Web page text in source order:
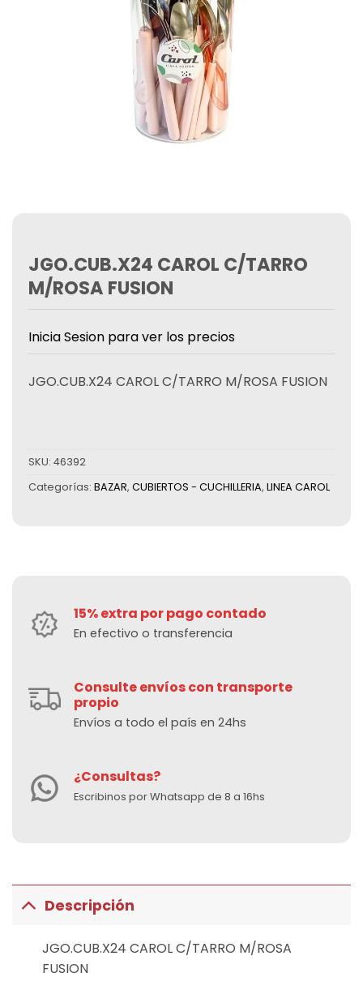
JGO.CUB.X24 CAROL C/TARRO
M/ROSA FUSION
Inicia Sesion para ver los precios
JGO.CUB.X24 CAROL C/TARRO M/ROSA FUSION
SKU: 46392
Categorías: BAZAR, CUBIERTOS - CUCHILLERIA, LINEA CAROL
15% extra por pago contado
En efectivo o transferencia
Consulte envíos con transporte
propio
Envíos a todo el país en 24hs
¿Consultas?
Escribinos por Whatsapp de 8 a 16hs
Descripción
JGO.CUB.X24 CAROL C/TARRO M/ROSA
FUSION